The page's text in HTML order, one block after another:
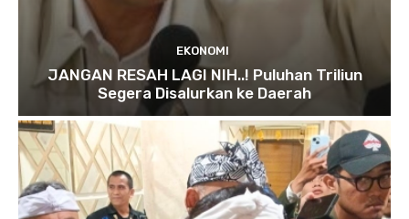
EKONOMI
JANGAN RESAH LAGI NIH..! Puluhan Triliun
Segera Disalurkan ke Daerah